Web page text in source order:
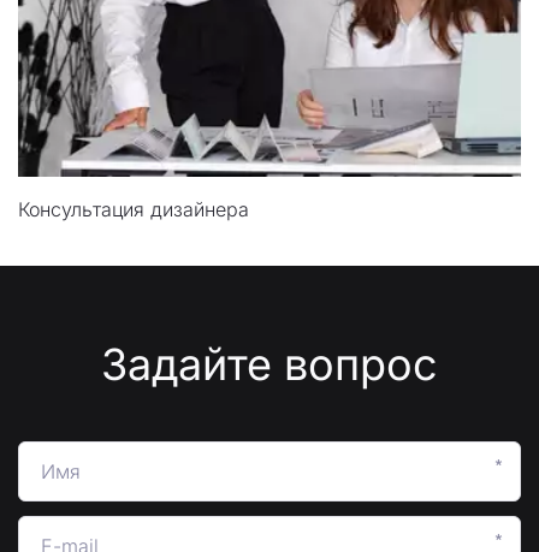
Консультация дизайнера
Задайте вопрос
*
*